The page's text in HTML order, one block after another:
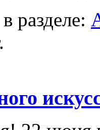
разделе: